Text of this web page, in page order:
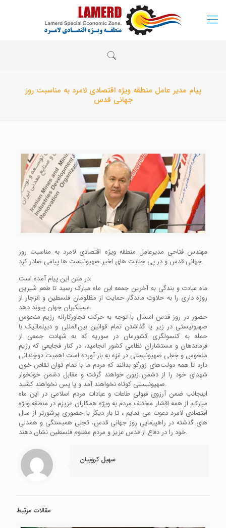
پیام مدیر عامل منطقه ویژه اقتصادی لامرد به مناسبت روز
جهانی قدس
مهندس فتاحی مدیرعامل منطقه ویژه اقتصادی لامرد به مناسبت روز
جهانی قدس و در پی جنایت های اخیر صهیونیست ها پیامی صادر کرد.
در متن این پیام آمده است:
ماه عبادت و بندگی به آخرین جمعه این ماه مبارک رسید تا طعم شیرین
روزه داری را به حلاوت ماندگار حمایت از مظلومان فلسطین و انزجار از
مستکبران جهان پیوند دهد.
حضور در روز قدس امسال با توجه به حرکت تجاوزکارانه رژیم منحوس
صهیونیستی در زیر پا گذاشتن تمام قوانین بین‌المللی و دیپلماتیک با
حمله به کنسولگری کشورمان در سوریه که به شهادت جمعی از
فرماندهان و مستشاران نظامی کشور انجامید، در کنار فجایعی که رژیم
منحوس و جعلی صهیونیستی در غزه به بار آورده است اهمیت دوچندانی
دارد تا همه دولت‌های زورگو بدانند که مردم ما با تمام توان تقاص خون
شهدای خود را از دشمن زبون خواهند گرفت و مقابل دشمن خونخوار
صهیونیستی کوتاه نخواهند آمد و پا پس نخواهند کشید.
اینجانب ضمن آرزوی قبولی طاعات و عبادات مردم اسلامی در این ماه
مبارک، از همه اقشار مختلف مردم به ویژه همکاران عزیزم در منطقه ویژه
اقتصادی لامرد دعوت می نمایم ، تا بار دیگر با حضوری پرشورتر از سال
های گذشته در راهپیمایی روز جهانی قدس، تجلی همبستگی و همدلی
خود را در دفاع از قدس عزیز و مردم مظلوم فلسطین نشان دهند.
سهیل کروبیان
مقالات مرتبط